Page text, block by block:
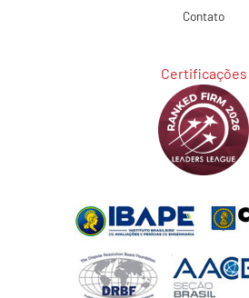
Contato
Certificações